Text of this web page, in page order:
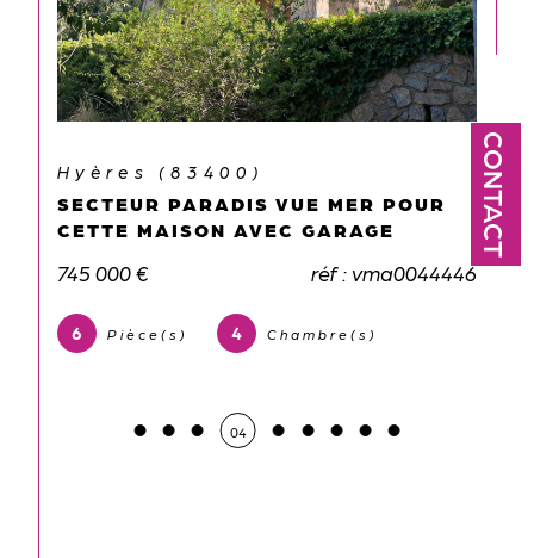
CONTACT
POUR
vma0044446
Hyères (83400)
MAISON FAMILIALE AVEC VUE
DE L'ÉTAGE ET À 7 MINUTES
PLAGE DE L'ALMANARRE ET
780 000 €
2 Salle(s) de bain